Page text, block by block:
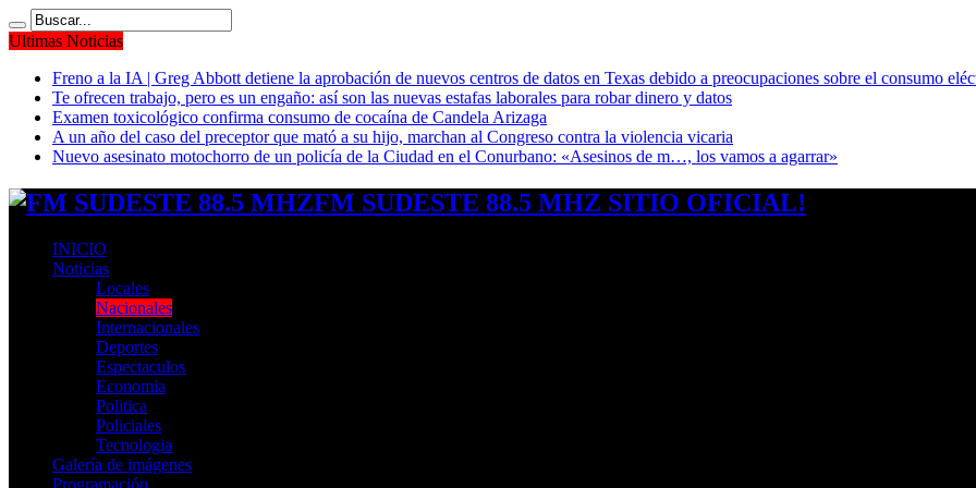
Ultimas Noticias
Freno a la IA | Greg Abbott detiene la aprobación de nuevos centros de datos en Texas debido a preocupaciones sobre el consumo
Te ofrecen trabajo, pero es un engaño: así son las nuevas estafas laborales para robar dinero y datos
Examen toxicológico confirma consumo de cocaína de Candela Arizaga
A un año del caso del preceptor que mató a su hijo, marchan al Congreso contra la violencia vicaria
Nuevo asesinato motochorro de un policía de la Ciudad en el Conurbano: «Asesinos de m…, los vamos a agarrar»
FM SUDESTE 88.5 MHZ SITIO OFICIAL!
INICIO
Noticias
Locales
Nacionales
Internacionales
Deportes
Espectaculos
Economia
Politica
Policiales
Tecnologia
Galería de imágenes
Programación